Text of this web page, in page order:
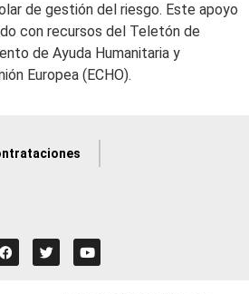
de gestión del riesgo. Este apoyo
con recursos del Teletón de
de Ayuda Humanitaria y
Europea (ECHO).